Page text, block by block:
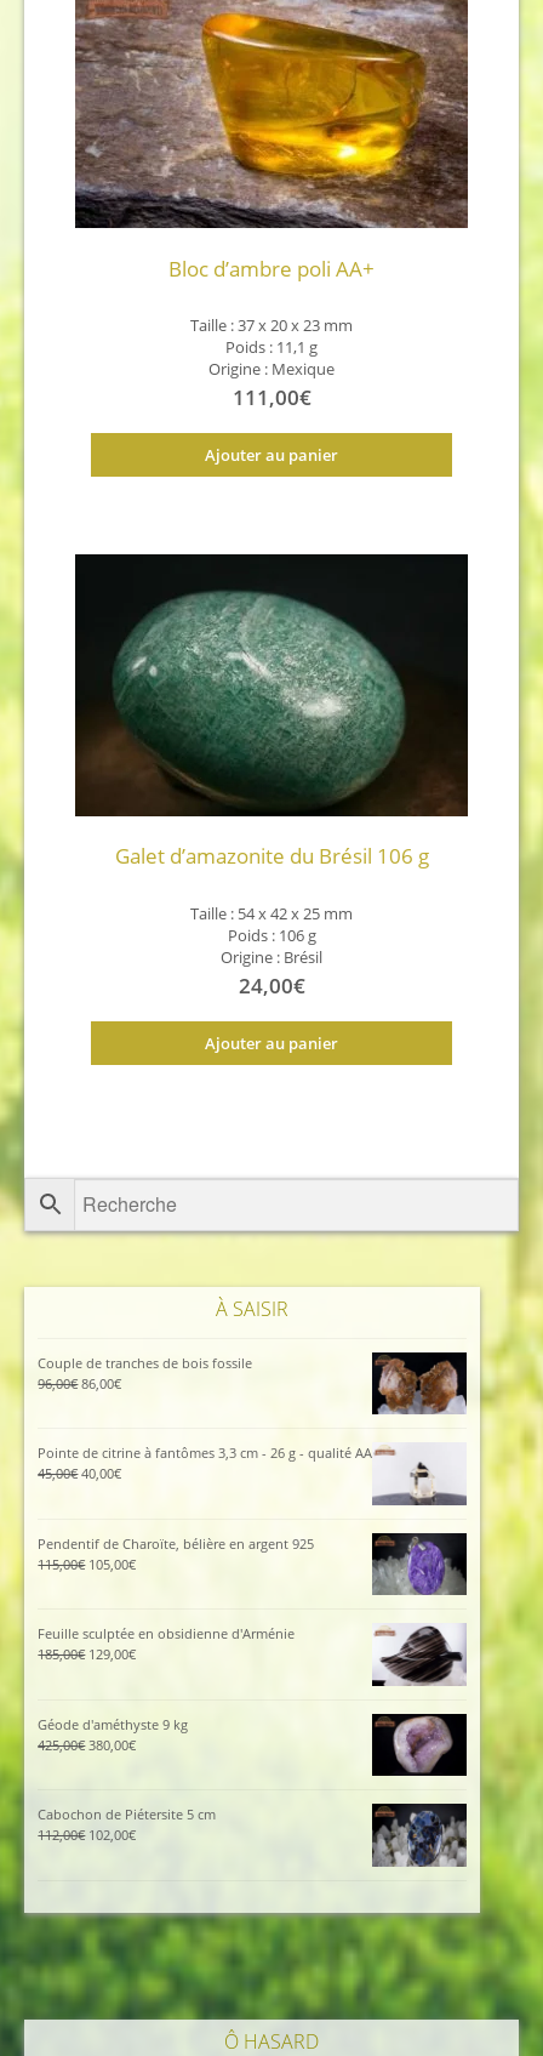
Bloc d’ambre poli AA+
Taille : 37 x 20 x 23 mm
Poids : 11,1 g
Origine : Mexique
111,00€
Ajouter au panier
Galet d’amazonite du Brésil 106 g
Taille : 54 x 42 x 25 mm
Poids : 106 g
Origine : Brésil
24,00€
Ajouter au panier
À SAISIR
Couple de tranches de bois fossile
96,00€Le
86,00€Le
est :
Pointe de citrine à fantômes 3,3 cm - 26 g - qualité AA
45,00€Le
45,00€.
40,00€Le
40,00€.
Pendentif de Charoïte, bélière en argent 925
115,00€ Le
115,00€.
105,00€Le
Feuille sculptée en obsidienne d'Arménie
185,00€ Le
était :
185,00€.
129,00€Le
129,00€.
Géode d'améthyste 9 kg
425,00€ Le
380,00€Le
est :
Cabochon de Piétersite 5 cm
112,00€ Le
112,00€.
102,00€Le
102,00€.
Ô HASARD